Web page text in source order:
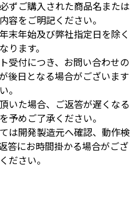
ずご購入された商品名または
容をご明記ください。
末年始及び弊社指定日を除く
ります。
受付につき、お問い合わせの
後日となる場合がございます
。
いた場合、ご返答が遅くなる
予めご了承ください。
は開発製造元へ確認、動作検
答にお時間掛かる場合がござ
ださい。